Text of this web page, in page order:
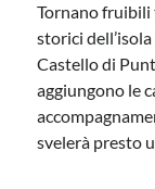
Tornano
storici
Castello di
aggiungono le
svelerà presto